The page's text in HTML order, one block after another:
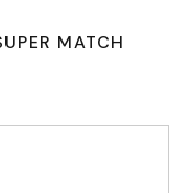
MATCH